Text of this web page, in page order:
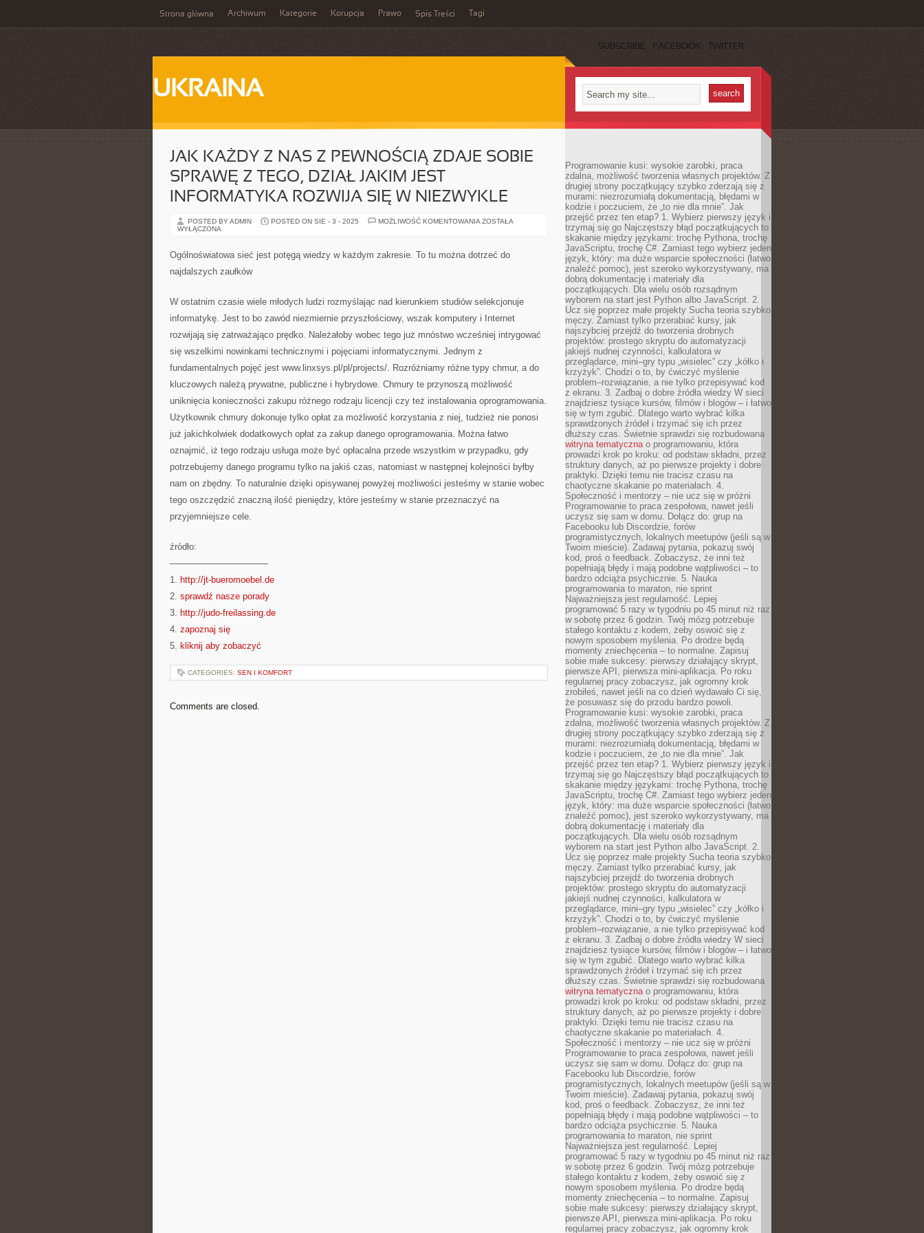
Strona główna Archiwum Kategorie Korupcja Prawo Spis Treści Tagi
SUBSCRIBE FACEBOOK TWITTER
UKRAINA
JAK KAŻDY Z NAS Z PEWNOŚCIĄ ZDAJE SOBIE
SPRAWĘ Z TEGO, DZIAŁ JAKIM JEST
INFORMATYKA ROZWIJA SIĘ W NIEZWYKLE
POSTED BY ADMIN POSTED ON SIE - 3 - 2025 MOŻLIWOŚĆ KOMENTOWANIA JAK
PEWNOŚCIĄ
DZIAŁ
JEST
ROZWIJA
W
NIEZWYKLE
ZOSTAŁA
WYŁĄCZONA
Ogólnoświatowa sieć jest potęgą wiedzy w każdym zakresie. To tu można dotrzeć do
najdalszych zaułków
W ostatnim czasie wiele młodych ludzi rozmyślając nad kierunkiem studiów selekcjonuje
informatykę. Jest to bo zawód niezmiernie przyszłościowy, wszak komputery i Internet
rozwijają się zatrważająco prędko. Należałoby wobec tego już mnóstwo wcześniej intrygować
się wszelkimi nowinkami technicznymi i pojęciami informatycznymi. Jednym z
fundamentalnych pojęć jest www.linxsys.pl/pl/projects/. Rozróżniamy różne typy chmur, a do
kluczowych należą prywatne, publiczne i hybrydowe. Chmury te przynoszą możliwość
uniknięcia konieczności zakupu różnego rodzaju licencji czy też instalowania oprogramowania.
Użytkownik chmury dokonuje tylko opłat za możliwość korzystania z niej, tudzież nie ponosi
już jakichkolwiek dodatkowych opłat za zakup danego oprogramowania. Można łatwo
oznajmić, iż tego rodzaju usługa może być opłacalna przede wszystkim w przypadku, gdy
potrzebujemy danego programu tylko na jakiś czas, natomiast w następnej kolejności byłby
nam on zbędny. To naturalnie dzięki opisywanej powyżej możliwości jesteśmy w stanie wobec
tego oszczędzić znaczną ilość pieniędzy, które jesteśmy w stanie przeznaczyć na
przyjemniejsze cele.
źródło:
———————————
1. http://jt-bueromoebel.de
2. sprawdź nasze porady
3. http://judo-freilassing.de
4. zapoznaj się
5. kliknij aby zobaczyć
CATEGORIES: SEN I KOMFORT
Comments are closed.
Programowanie kusi: wysokie zarobki, praca
zdalna, możliwość tworzenia własnych projektów. Z
drugiej strony początkujący szybko zderzają się z
murami: niezrozumiałą dokumentacją, błędami w
kodzie i poczuciem, że „to nie dla mnie”. Jak
przejść przez ten etap? 1. Wybierz pierwszy język i
trzymaj się go Najczęstszy błąd początkujących to
skakanie między językami: trochę Pythona, trochę
JavaScriptu, trochę C#. Zamiast tego wybierz jeden
język, który: ma duże wsparcie społeczności (łatwo
znaleźć pomoc), jest szeroko wykorzystywany, ma
dobrą dokumentację i materiały dla
początkujących. Dla wielu osób rozsądnym
wyborem na start jest Python albo JavaScript. 2.
Ucz się poprzez małe projekty Sucha teoria szybko
męczy. Zamiast tylko przerabiać kursy, jak
najszybciej przejdź do tworzenia drobnych
projektów: prostego skryptu do automatyzacji
jakiejś nudnej czynności, kalkulatora w
przeglądarce, mini–gry typu „wisielec” czy „kółko i
krzyżyk”. Chodzi o to, by ćwiczyć myślenie
problem–rozwiązanie, a nie tylko przepisywać kod
z ekranu. 3. Zadbaj o dobre źródła wiedzy W sieci
znajdziesz tysiące kursów, filmów i blogów – i łatwo
się w tym zgubić. Dlatego warto wybrać kilka
sprawdzonych źródeł i trzymać się ich przez
dłuższy czas. Świetnie sprawdzi się rozbudowana
witryna tematycznao programowaniu, która
prowadzi krok po kroku: od podstaw składni, przez
struktury danych, aż po pierwsze projekty i dobre
praktyki. Dzięki temu nie tracisz czasu na
chaotyczne skakanie po materiałach. 4.
Społeczność i mentorzy – nie ucz się w próżni
Programowanie to praca zespołowa, nawet jeśli
uczysz się sam w domu. Dołącz do: grup na
Facebooku lub Discordzie, forów
programistycznych, lokalnych meetupów (jeśli są w
Twoim mieście). Zadawaj pytania, pokazuj swój
kod, proś o feedback. Zobaczysz, że inni też
popełniają błędy i mają podobne wątpliwości – to
bardzo odciąża psychicznie. 5. Nauka
programowania to maraton, nie sprint
Najważniejsza jest regularność. Lepiej
programować 5 razy w tygodniu po 45 minut niż raz
w sobotę przez 6 godzin. Twój mózg potrzebuje
stałego kontaktu z kodem, żeby oswoić się z
nowym sposobem myślenia. Po drodze będą
momenty zniechęcenia – to normalne. Zapisuj
sobie małe sukcesy: pierwszy działający skrypt,
pierwsze API, pierwsza mini-aplikacja. Po roku
regularnej pracy zobaczysz, jak ogromny krok
zrobiłeś, nawet jeśli na co dzień wydawało Ci się,
że posuwasz się do przodu bardzo powoli.
Programowanie kusi: wysokie zarobki, praca
zdalna, możliwość tworzenia własnych projektów. Z
drugiej strony początkujący szybko zderzają się z
murami: niezrozumiałą dokumentacją, błędami w
kodzie i poczuciem, że „to nie dla mnie”. Jak
przejść przez ten etap? 1. Wybierz pierwszy język i
trzymaj się go Najczęstszy błąd początkujących to
skakanie między językami: trochę Pythona, trochę
JavaScriptu, trochę C#. Zamiast tego wybierz jeden
język, który: ma duże wsparcie społeczności (łatwo
znaleźć pomoc), jest szeroko wykorzystywany, ma
dobrą dokumentację i materiały dla
początkujących. Dla wielu osób rozsądnym
wyborem na start jest Python albo JavaScript. 2.
Ucz się poprzez małe projekty Sucha teoria szybko
męczy. Zamiast tylko przerabiać kursy, jak
najszybciej przejdź do tworzenia drobnych
projektów: prostego skryptu do automatyzacji
jakiejś nudnej czynności, kalkulatora w
przeglądarce, mini–gry typu „wisielec” czy „kółko i
krzyżyk”. Chodzi o to, by ćwiczyć myślenie
problem–rozwiązanie, a nie tylko przepisywać kod
z ekranu. 3. Zadbaj o dobre źródła wiedzy W sieci
znajdziesz tysiące kursów, filmów i blogów – i łatwo
się w tym zgubić. Dlatego warto wybrać kilka
sprawdzonych źródeł i trzymać się ich przez
dłuższy czas. Świetnie sprawdzi się rozbudowana
witryna tematycznao programowaniu, która
prowadzi krok po kroku: od podstaw składni, przez
struktury danych, aż po pierwsze projekty i dobre
praktyki. Dzięki temu nie tracisz czasu na
chaotyczne skakanie po materiałach. 4.
Społeczność i mentorzy – nie ucz się w próżni
Programowanie to praca zespołowa, nawet jeśli
uczysz się sam w domu. Dołącz do: grup na
Facebooku lub Discordzie, forów
programistycznych, lokalnych meetupów (jeśli są w
Twoim mieście). Zadawaj pytania, pokazuj swój
kod, proś o feedback. Zobaczysz, że inni też
popełniają błędy i mają podobne wątpliwości – to
bardzo odciąża psychicznie. 5. Nauka
programowania to maraton, nie sprint
Najważniejsza jest regularność. Lepiej
programować 5 razy w tygodniu po 45 minut niż raz
w sobotę przez 6 godzin. Twój mózg potrzebuje
stałego kontaktu z kodem, żeby oswoić się z
nowym sposobem myślenia. Po drodze będą
momenty zniechęcenia – to normalne. Zapisuj
sobie małe sukcesy: pierwszy działający skrypt,
pierwsze API, pierwsza mini-aplikacja. Po roku
regularnej pracy zobaczysz, jak ogromny krok